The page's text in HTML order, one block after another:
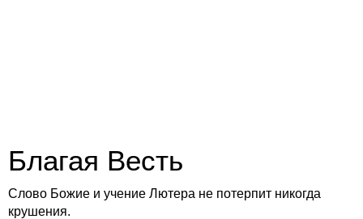
Благая Весть
Слово Божие и учение Лютера не потерпит никогда
крушения.